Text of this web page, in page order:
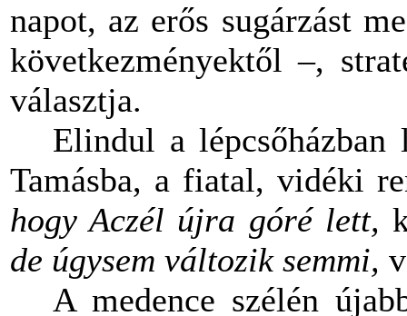
napot, az erős sugárzást
következményektől –,
választja.
Elindul a
Tamásba, a fiatal, vidéki
hogy Aczél újra góré lett,
de úgysem változik semmi,
A medence szélén